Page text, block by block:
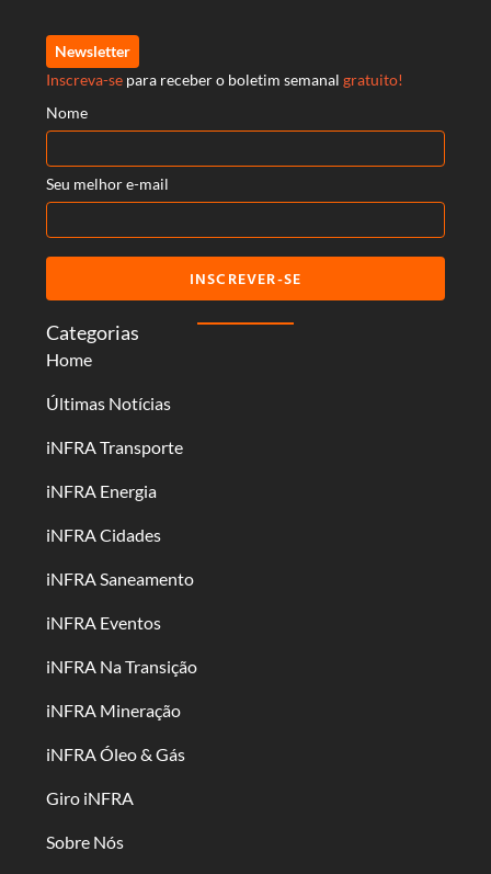
Categorias
Home
Últimas Notícias
iNFRA Transporte
iNFRA Energia
iNFRA Cidades
iNFRA Saneamento
iNFRA Eventos
iNFRA Na Transição
iNFRA Mineração
iNFRA Óleo & Gás
Giro iNFRA
Sobre Nós
Newsletter
Inscreva-se para receber o boletim semanal gratuito!
Nome
Seu melhor e-mail
INSCREVER-SE